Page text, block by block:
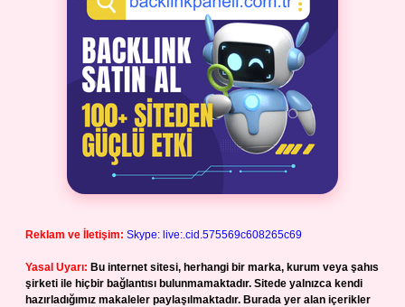
Reklam ve İletişim: Skype: live:.cid.575569c608265c69
Yasal Uyarı: Bu internet sitesi, herhangi bir marka, kurum veya şahıs
şirketi ile hiçbir bağlantısı bulunmamaktadır. Sitede yalnızca kendi
hazırladığımız makaleler paylaşılmaktadır. Burada yer alan içerikler